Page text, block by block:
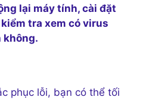
lại máy tính, cài đặt
tra xem có virus
không.
phục lỗi, bạn có thể tối